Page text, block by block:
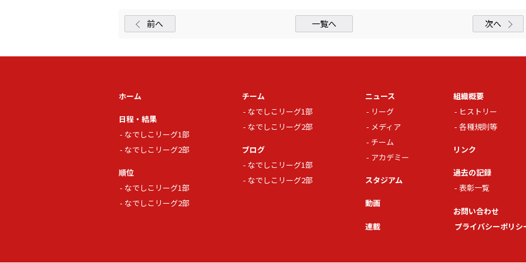
前へ 一覧へ 次へ
ホーム
日程・結果
なでしこリーグ1部
なでしこリーグ2部
順位
なでしこリーグ1部
なでしこリーグ2部
チーム
なでしこリーグ1部
なでしこリーグ2部
ブログ
なでしこリーグ1部
なでしこリーグ2部
ニュース
リーグ
メディア
チーム
アカデミー
スタジアム
動画
連載
組織概要
ヒストリー
各種規則等
リンク
過去の記録
表彰一覧
お問い合わせ
プライバシーポリシ